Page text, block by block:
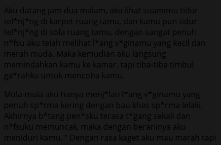
Aku datang jam dua malam, aku lihat suamimu tidur
tel*nj*ng di karpet ruang tamu, dan kamu pun tidur
tel*nj*ng di sofa ruang tamu, dengan sangat penuh
n*fsu aku telah melihat l*ang v*ginamu yang kecil dan
merah muda. Maka kemudian aku langsung
memindahkan kamu ke kamar, tapi tiba-tiba timbul
ga*rahku untuk mencoba kamu.
Mula-mula aku hanya menj*lati l*ang v*ginamu yang
penuh sp*rma kering dengan bau khas sp*rma lelaki.
Akhirnya b*tang pen*sku terasa t*gang sekali dan
n*fsuku memuncak, maka dengan beraninya aku
meniduri kamu. ” Dengan rasa kaget aku mau marah tapi